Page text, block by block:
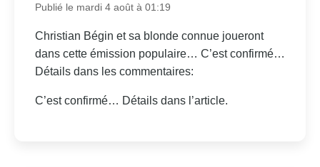
Publié le mardi 4 août à 01:19
Christian Bégin et sa blonde connue joueront
dans cette émission populaire… C’est confirmé…
Détails dans les commentaires:
C’est confirmé… Détails dans l’article.